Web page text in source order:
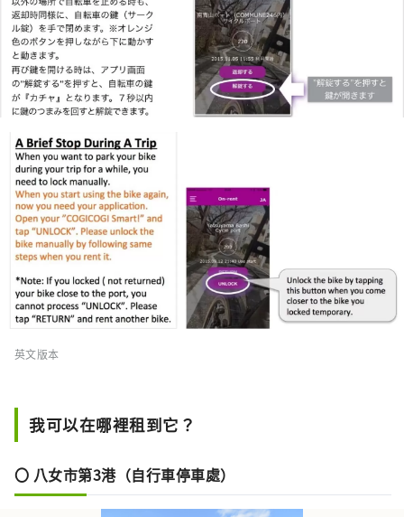
英文版本
我可以在哪裡租到它？
〇 八女市第3港（自行車停車處）